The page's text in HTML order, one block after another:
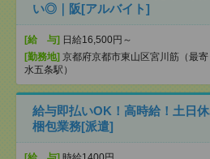
い◎｜阪[アルバイト]
[給 与] 日給16,500円～
[勤務地] 京都府京都市東山区宮川筋（最
水五条駅）
給与即払いOK！高時給！土日
梱包業務[派遣]